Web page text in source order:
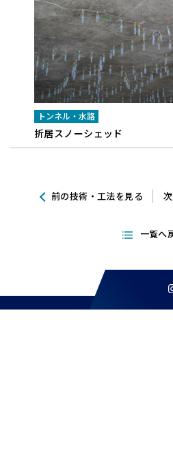
トンネル・水路
折居スノーシェッド
前の技術・工法を見る
一覧へ